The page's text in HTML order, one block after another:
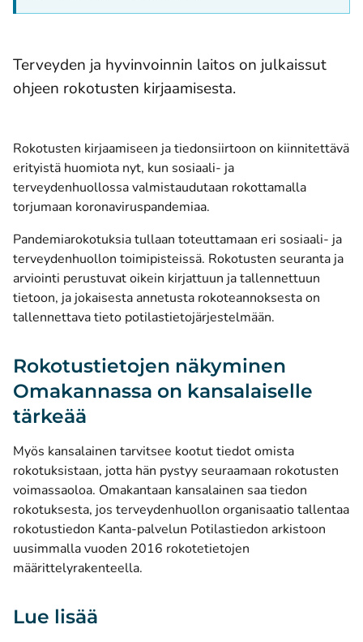
Terveyden ja hyvinvoinnin laitos on julkaissut
ohjeen rokotusten kirjaamisesta.
Rokotusten kirjaamiseen ja tiedonsiirtoon on kiinnitettävä
erityistä huomiota nyt, kun sosiaali- ja
terveydenhuollossa valmistaudutaan rokottamalla
torjumaan koronaviruspandemiaa.
Pandemiarokotuksia tullaan toteuttamaan eri sosiaali- ja
terveydenhuollon toimipisteissä. Rokotusten seuranta ja
arviointi perustuvat oikein kirjattuun ja tallennettuun
tietoon, ja jokaisesta annetusta rokoteannoksesta on
tallennettava tieto potilastietojärjestelmään.
Rokotustietojen näkyminen
Omakannassa on kansalaiselle
tärkeää
Myös kansalainen tarvitsee kootut tiedot omista
rokotuksistaan, jotta hän pystyy seuraamaan rokotusten
voimassaoloa. Omakantaan kansalainen saa tiedon
rokotuksesta, jos terveydenhuollon organisaatio tallentaa
rokotustiedon Kanta-palvelun Potilastiedon arkistoon
uusimmalla vuoden 2016 rokotetietojen
määrittelyrakenteella.
Lue lisää